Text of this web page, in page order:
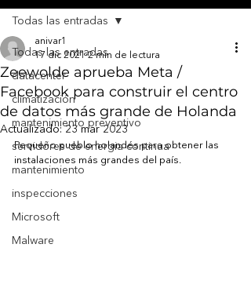
Todas las entradas
datacenter
climatización
mantenimiento preventivo
servidores de energia continua
mantenimiento
inspecciones
Microsoft
Malware
Todas las entradas
Zeewolde aprueba Meta /
Facebook para construir el centro
de datos más grande de Holanda
anivar1
17 dic 2021 2 min de lectura
Actualizado:23 mar 2023
Pequeño pueblo holandés para obtener las
instalaciones más grandes del país.